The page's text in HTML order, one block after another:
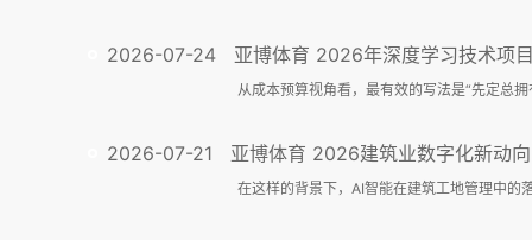
2026-07-24 亚博体育 2026年深度学习技术项目招标新规解读：技术指标、验
2026-07-21 亚博体育 2026建筑业数字化新动向：AI智能在工地管理中的落地实